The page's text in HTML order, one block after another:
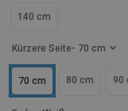
140 cm
Kürzere Seite - 70 cm
70 cm 80 cm 90